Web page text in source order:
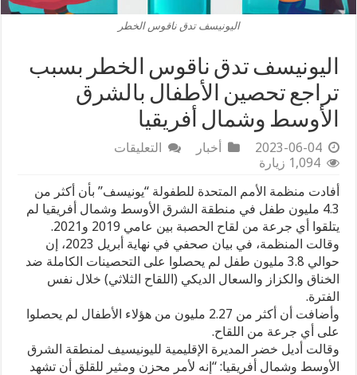
اليونيسف تدق ناقوس الخطر
اليونيسف تدق ناقوس الخطر بسبب
تراجع تحصين الأطفال بالشرق
الأوسط وشمال أفريقيا
2023-06-04 أخبار التعليقات
ناقوس
الخطر
بسبب
تراجع
تحصين
الأطفال
بالشرق
وشمال
مغلقة
1,094 زيارة
أفادت منظمة الأمم المتحدة للطفولة “يونيسف” بأن أكثر من
4.3 مليون طفل في منطقة الشرق الأوسط وشمال أفريقيا لم
يتلقوا أي جرعة من لقاح الحصبة بين عامي 2019 و2021.
وقالت المنظمة، في بيان صحفي في نهاية أبريل 2023، إن
حوالي 3.8 مليون طفل لم يحصلوا على التحصينات الكاملة ضد
الخناق والكزاز والسعال الديكي (اللقاح الثلاثي) خلال نفس
الفترة.
وأضافت أن أكثر من 2.27 مليون من هؤلاء الأطفال لم يحصلوا
على أي جرعة من اللقاح.
وقالت أديل خضر المديرة الإقليمية لليونيسيف لمنطقة الشرق
الأوسط وشمال أفريقيا: “إنه لأمر محزن ومثير للقلق أن تشهد